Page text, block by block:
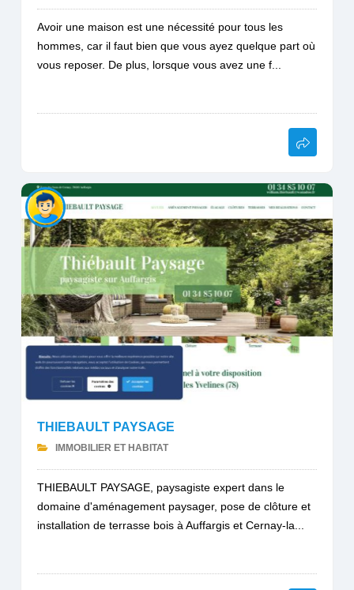
Avoir une maison est une nécessité pour tous les
hommes, car il faut bien que vous ayez quelque part où
vous reposer. De plus, lorsque vous avez une f...
THIEBAULT PAYSAGE
IMMOBILIER ET HABITAT
THIEBAULT PAYSAGE, paysagiste expert dans le
domaine d'aménagement paysager, pose de clôture et
installation de terrasse bois à Auffargis et Cernay-la...